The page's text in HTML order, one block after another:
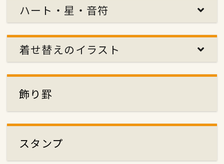
ハート・星・音符
着せ替えのイラスト
飾り罫
スタンプ